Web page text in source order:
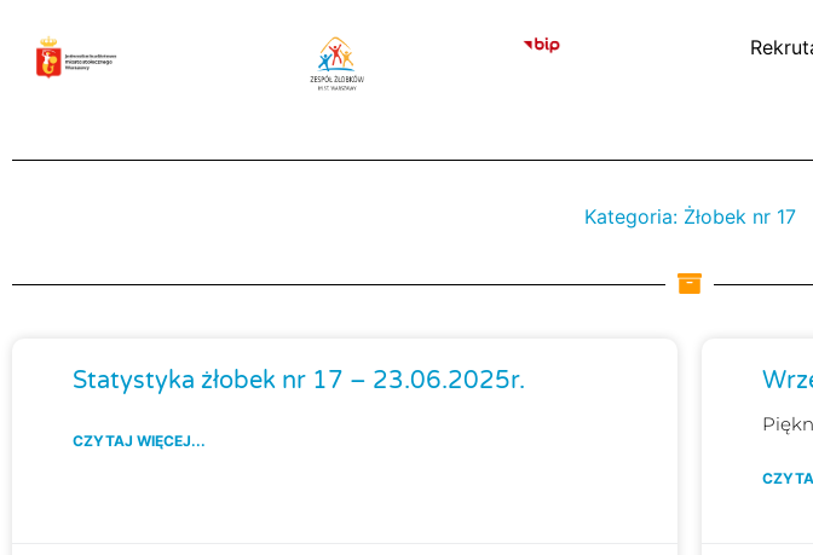
treści
Kategoria: Żłobek nr 17
Statystyka żłobek nr 17 – 23.06.2025r.
CZYTAJ WIĘCEJ...